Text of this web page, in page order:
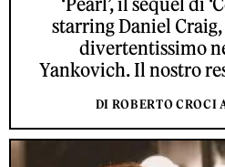
starring Daniel
divertentissimo
Yankovich. Il nostro
DI ROBERTO CROCI